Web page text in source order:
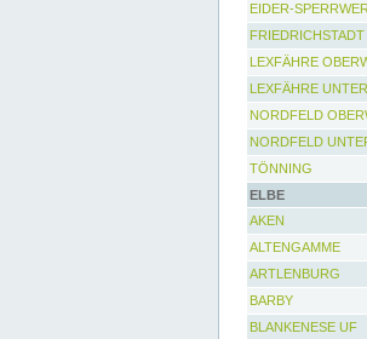
EIDER-
LEXFÄHRE
LEXFÄHRE
NORDFELD
NORDFELD
TÖNNING
ELBE
AKEN
ALTENGAMME
ARTLENBURG
BARBY
BLANKENESE UF